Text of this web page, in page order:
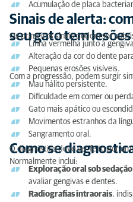
Acumulação de placa
Sinais de alerta:
seu gato tem
Os primeiros sinais podem ser
Linha vermelha junto à
Alteração da cor do dente
Pequenas erosões visíveis.
Com a progressão, podem surgir
Mau hálito persistente.
Dificuldade em comer ou
Gato mais apático ou
Movimentos estranhos da
Sangramento oral.
Como se
O diagnóstico deve ser feito por
Normalmente inclui:
Exploração oral sob sedação
avaliar gengivas e dentes.
Radiografias intraorais,